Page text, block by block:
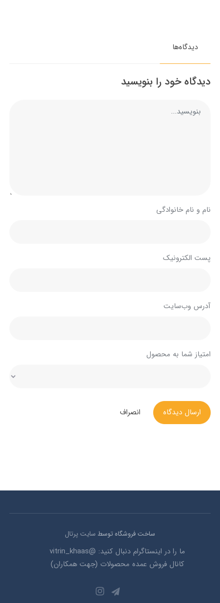
دیدگاه‌ها
دیدگاه خود را بنویسید
نام و نام خانوادگی
پست الکترونیک
آدرس وب‌سایت
امتیاز شما به محصول
ارسال دیدگاه انصراف
ساخت فروشگاه توسط سایت پرتال
ما را در اینستاگرام دنبال کنید: @vitrin_khaas
کانال فروش عمده محصولات (جهت همکاران)